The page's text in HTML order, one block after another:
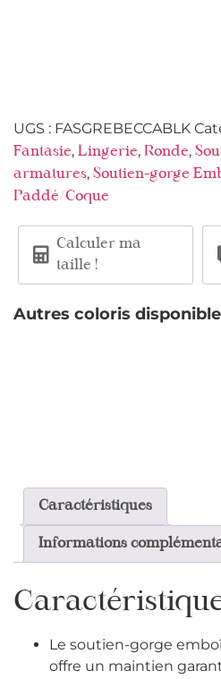
UGS : FASGREBECCABLK
Fantasie, Lingerie, Ronde,
armatures, Soutien-gorge
Paddé/Coque
Calculer ma
taille !
Autres coloris
Caractéristiques
Informations
Le soutien-gorge
offre un maintien